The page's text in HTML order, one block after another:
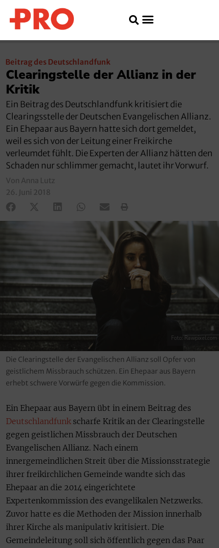
Beitrag des Deutschlandfunk
Clearingstelle der Allianz in der
Kritik
Ein Beitrag des Deutschlandfunk kritisiert die
Clearingsstelle der Deutschen Evangelischen Allianz.
Ein Ehepaar aus Bayern hatte sich dort gemeldet,
weil es sich von der Leitung einer Freikirche
verleumdet fühlt. Die Experten der Allianz hätten den
Schaden nur schlimmer gemacht, lautet ihr Vorwurf.
Von Anna Lutz
26. Juni 2018
Foto: Rawpixel.com
Die Clearingstelle der Evangelischen Allianz soll Opfer von
geistlichem Missbrauch schützen. Ein Ehepaar aus Bayern
erhebt schwere Vorwürfe gegen die Kommission.
Ein Ehepaar aus Bayern übt in einem Beitrag des
Deutschlandfunkscharfe Kritik an der Clearingstelle
gegen geistlichen Missbrauch der Deutschen
Evangelischen Allianz. Nach einem
innergemeindlichen Streit über die Missionsstrategie
ihrer freikirchlichen Gemeinde wandte sich das
Ehepaar an die 2014 eingerichtete
Expertenkommission des evangelikalen Netzwerks.
Zuvor hatte es die Methoden der Mission innerhalb
ihrer Kirche als manipulativ kritisiert. Die
Gemeindeleitung soll sich öffentlich gegen das Paar